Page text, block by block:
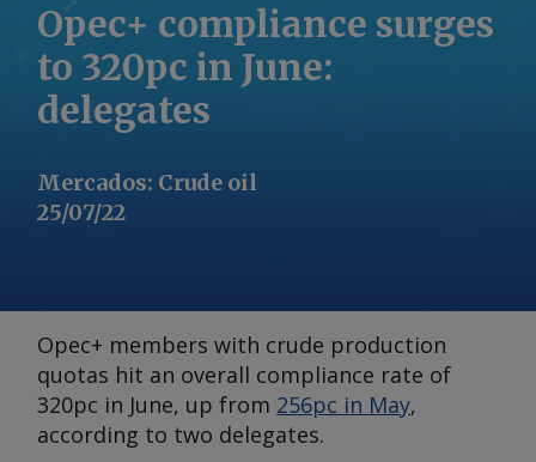
Opec+ compliance surges
to 320pc in June:
delegates
Mercados: Crude oil
25/07/22
Opec+ members with crude production
quotas hit an overall compliance rate of
320pc in June, up from 256pc in May,
according to two delegates.